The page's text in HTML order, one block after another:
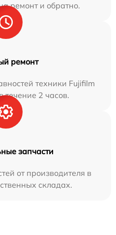
ремонт и обратно.
ремонт
техники Fujifilm
течение 2 часов.
запчасти
от производителя в
складах.